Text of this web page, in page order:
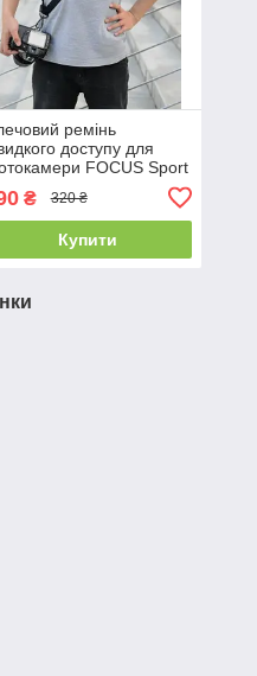
ремінь
доступу для
FOCUS Sport
₴ 320 ₴
Купити